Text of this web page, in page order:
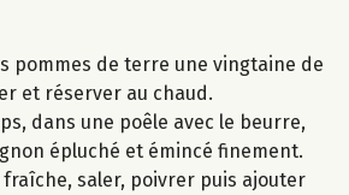
pommes de terre une vingtaine de
et réserver au chaud.
dans une poêle avec le beurre,
épluché et émincé finement.
saler, poivrer puis ajouter